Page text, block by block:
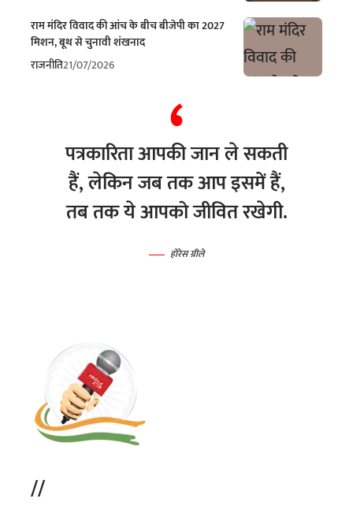
राम मंदिर विवाद की आंच के बीच बीजेपी का 2027
मिशन, बूथ से चुनावी शंखनाद
राजनीति21/07/2026
पत्रकारिता आपकी जान ले सकती
हैं, लेकिन जब तक आप इसमें हैं,
तब तक ये आपको जीवित रखेगी.
होरेस ग्रीले
//